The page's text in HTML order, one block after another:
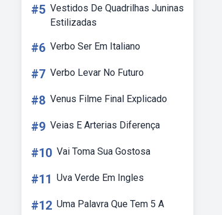
#5 Vestidos De Quadrilhas Juninas
Estilizadas
#6 Verbo Ser Em Italiano
#7 Verbo Levar No Futuro
#8 Venus Filme Final Explicado
#9 Veias E Arterias Diferença
#10 Vai Toma Sua Gostosa
#11 Uva Verde Em Ingles
#12 Uma Palavra Que Tem 5 A